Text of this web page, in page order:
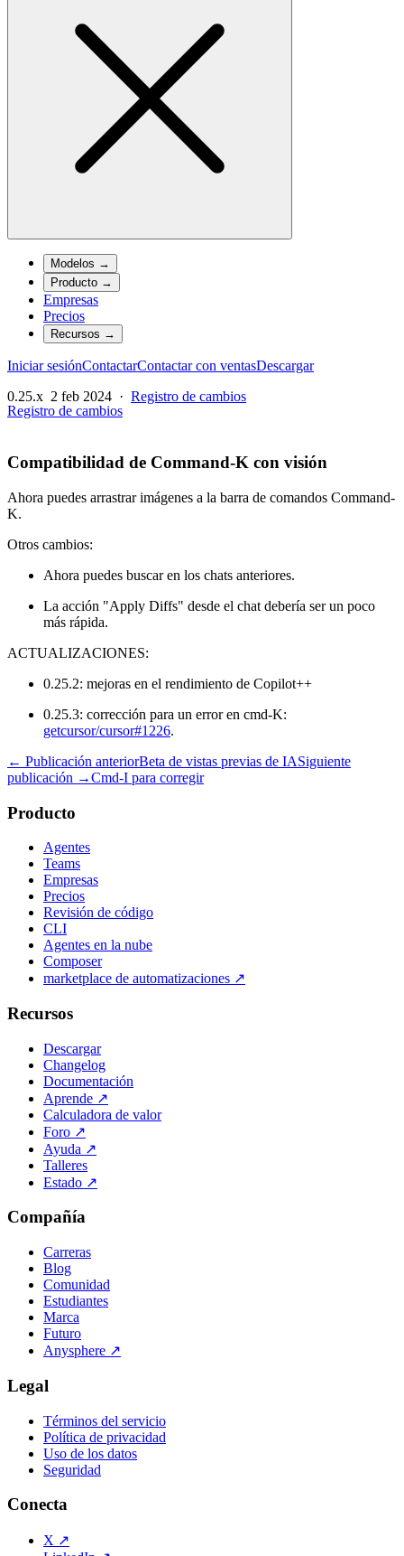
Modelos →
Producto →
Empresas
Precios
Recursos →
Iniciar sesiónContactarContactar con ventasDescargar
0.25.x 2 feb 2024 · Registro de cambios
Registro de cambios
Compatibilidad de Command-K con visión
Ahora puedes arrastrar imágenes a la barra de comandos Command-
K.
Otros cambios:
Ahora puedes buscar en los chats anteriores.
La acción "Apply Diffs" desde el chat debería ser un poco
más rápida.
ACTUALIZACIONES:
0.25.2: mejoras en el rendimiento de Copilot++
0.25.3: corrección para un error en cmd-K:
getcursor/cursor#1226.
← Publicación anteriorBeta de vistas previas de IASiguiente
publicación →Cmd-I para corregir
Producto
Agentes
Teams
Empresas
Precios
Revisión de código
CLI
Agentes en la nube
Composer
marketplace de automatizaciones ↗
Recursos
Descargar
Changelog
Documentación
Aprende ↗
Calculadora de valor
Foro ↗
Ayuda ↗
Talleres
Estado ↗
Compañía
Carreras
Blog
Comunidad
Estudiantes
Marca
Futuro
Anysphere ↗
Legal
Términos del servicio
Política de privacidad
Uso de los datos
Seguridad
Conecta
X ↗